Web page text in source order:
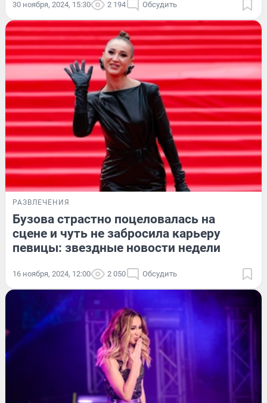
30 ноября, 2024, 15:30 2 194 Обсудить
РАЗВЛЕЧЕНИЯ
Бузова страстно поцеловалась на
сцене и чуть не забросила карьеру
певицы: звездные новости недели
16 ноября, 2024, 12:00 2 050 Обсудить